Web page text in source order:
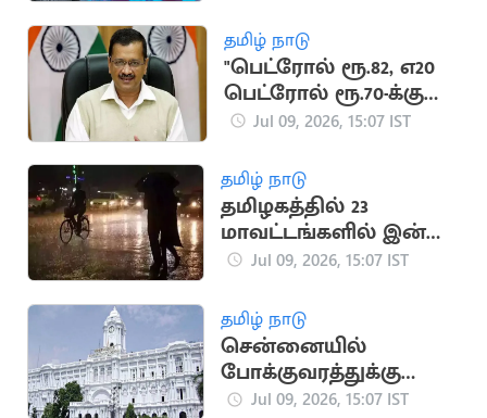
தமிழ் நாடு
"பெட்ரோல் ரூ.82, எ20
பெட்ரோல் ரூ.70-க்கு
விற்க வேண்டும்"..
வலியுறுத்தல்
Jul 09, 2026, 15:07 IST
தமிழ் நாடு
தமிழகத்தில் 23
மாவட்டங்களில் இன்று
இரவு மழைக்கு
Jul 09, 2026, 15:07 IST
தமிழ் நாடு
சென்னையில்
போக்குவரத்துக்கு
இடையூறு.. 2,243
Jul 09, 2026, 15:07 IST